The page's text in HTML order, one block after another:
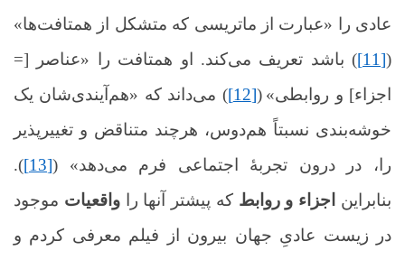
عادی را «عبارت از ماتریسی که متشکل از همتافت‌ها»
(
[11]
) باشد تعریف می‌کند. او همتافت را «عناصر [=
اجزاء] و روابطی» (
[12]
) می‌داند که «هم‌آیندی‌شان یک
خوشه‌بندی نسبتاً هم‌دوس، هرچند متناقض و تغییرپذیر
را، در درون تجربۀ اجتماعی فرم می‌دهد» ([13]
).
بنابراین
اجزاء و روابط که پیشتر آنها راواقعیات موجود
در زیست عادیِ جهان بیرون از فیلم معرفی کردم و